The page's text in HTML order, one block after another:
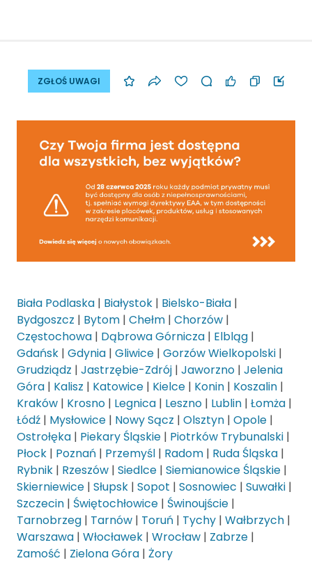
ZGŁOŚ UWAGI
Biała Podlaska | Białystok | Bielsko-Biała |
Bydgoszcz | Bytom | Chełm | Chorzów |
Częstochowa | Dąbrowa Górnicza | Elbląg |
Gdańsk | Gdynia | Gliwice | Gorzów Wielkopolski |
Grudziądz | Jastrzębie-Zdrój | Jaworzno | Jelenia
Góra | Kalisz | Katowice | Kielce | Konin | Koszalin |
Kraków | Krosno | Legnica | Leszno | Lublin | Łomża |
Łódź | Mysłowice | Nowy Sącz | Olsztyn | Opole |
Ostrołęka | Piekary Śląskie | Piotrków Trybunalski |
Płock | Poznań | Przemyśl | Radom | Ruda Śląska |
Rybnik | Rzeszów | Siedlce | Siemianowice Śląskie |
Skierniewice | Słupsk | Sopot | Sosnowiec | Suwałki |
Szczecin | Świętochłowice | Świnoujście |
Tarnobrzeg | Tarnów | Toruń | Tychy | Wałbrzych |
Warszawa | Włocławek | Wrocław | Zabrze |
Zamość | Zielona Góra | Żory